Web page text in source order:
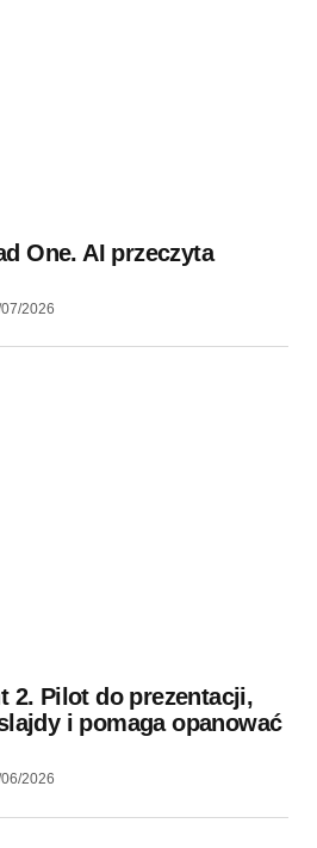
One. AI przeczyta
2026
2. Pilot do prezentacji,
i pomaga opanować
2026